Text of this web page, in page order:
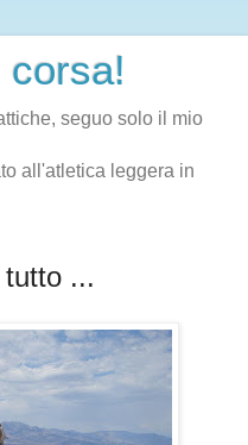
corsa!
seguo solo il mio
all'atletica leggera in
...